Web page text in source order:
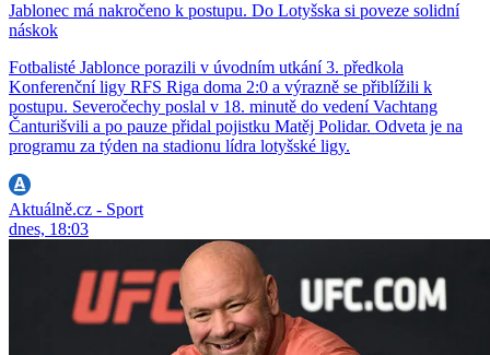
Jablonec má nakročeno k postupu. Do Lotyšska si poveze solidní
náskok
Fotbalisté Jablonce porazili v úvodním utkání 3. předkola
Konferenční ligy RFS Riga doma 2:0 a výrazně se přiblížili k
postupu. Severočechy poslal v 18. minutě do vedení Vachtang
Čanturišvili a po pauze přidal pojistku Matěj Polidar. Odveta je na
programu za týden na stadionu lídra lotyšské ligy.
Aktuálně.cz - Sport
dnes, 18:03